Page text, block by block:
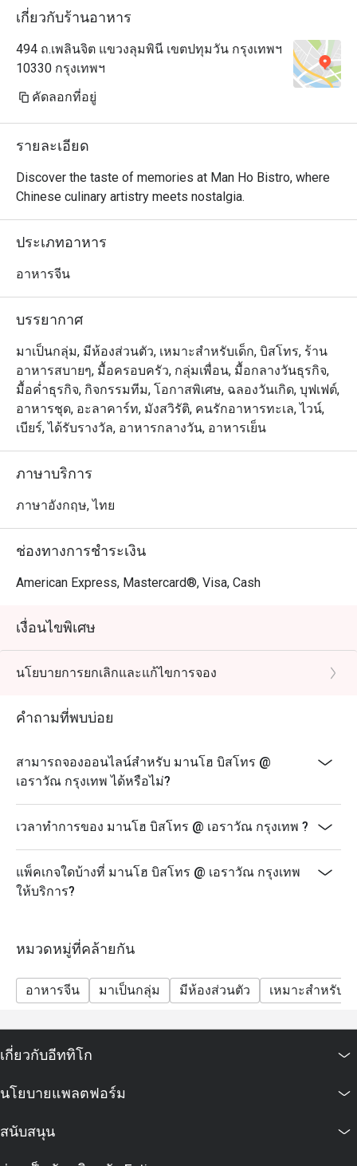
เกี่ยวกับร้านอาหาร
494 ถ.เพลินจิต แขวงลุมพินี เขตปทุมวัน กรุงเทพฯ
10330 กรุงเทพฯ
คัดลอกที่อยู่
รายละเอียด
Discover the taste of memories at Man Ho Bistro, where
Chinese culinary artistry meets nostalgia.
ประเภทอาหาร
อาหารจีน
บรรยากาศ
มาเป็นกลุ่ม, มีห้องส่วนตัว, เหมาะสำหรับเด็ก, บิสโทร, ร้าน
อาหารสบายๆ, มื้อครอบครัว, กลุ่มเพื่อน, มื้อกลางวันธุรกิจ,
มื้อค่ำธุรกิจ, กิจกรรมทีม, โอกาสพิเศษ, ฉลองวันเกิด, บุฟเฟต์,
อาหารชุด, อะลาคาร์ท, มังสวิรัติ, คนรักอาหารทะเล, ไวน์,
เบียร์, ได้รับรางวัล, อาหารกลางวัน, อาหารเย็น
ภาษาบริการ
ภาษาอังกฤษ, ไทย
ช่องทางการชำระเงิน
American Express, Mastercard®, Visa, Cash
เงื่อนไขพิเศษ
นโยบายการยกเลิกและแก้ไขการจอง
คำถามที่พบบ่อย
สามารถจองออนไลน์สำหรับ มานโฮ บิสโทร @
เอราวัณ กรุงเทพ ได้หรือไม่?
เวลาทำการของ มานโฮ บิสโทร @ เอราวัณ กรุงเทพ ?
แพ็คเกจใดบ้างที่ มานโฮ บิสโทร @ เอราวัณ กรุงเทพ
ให้บริการ?
หมวดหมู่ที่คล้ายกัน
อาหารจีน มาเป็นกลุ่ม มีห้องส่วนตัว เหมาะสำหรับเ
เกี่ยวกับอีททิโก
นโยบายแพลตฟอร์ม
สนับสนุน